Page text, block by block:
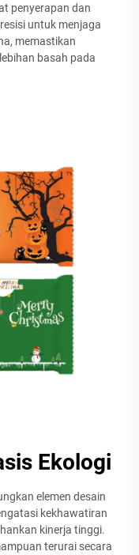
penyerapan dan
untuk menjaga
memastikan
basah pada
Ekologi
elemen desain
kekhawatiran
kinerja tinggi.
terurai secara